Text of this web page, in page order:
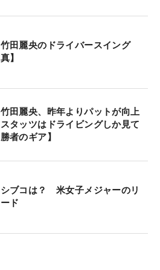
田麗央のドライバースイング
】
田麗央、昨年よりパットが向上
タッツはドライビングしか見て
者のギア】
ブコは？ 米女子メジャーのリ
ド